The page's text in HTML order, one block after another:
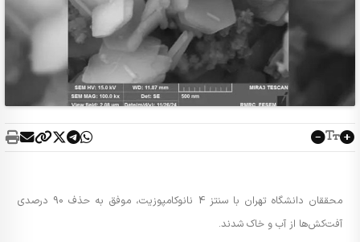
محققان دانشگاه تهران با سنتز 4 نانوکامپوزیت، موفق به حذف 90 درصدی
آفت‌کش‌ها از آب و خاک شدند.